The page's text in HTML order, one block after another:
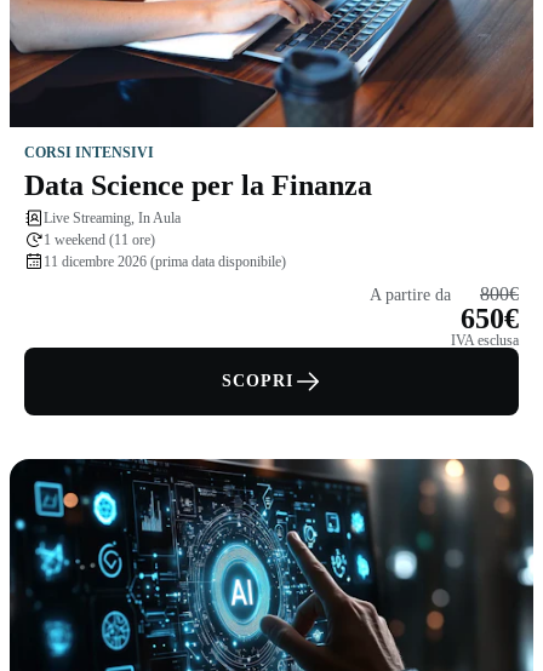
CORSI INTENSIVI
Data Science per la Finanza
Live Streaming, In Aula
1 weekend (11 ore)
11 dicembre 2026 (prima data disponibile)
A partire da 800€
650€
IVA esclusa
SCOPRI